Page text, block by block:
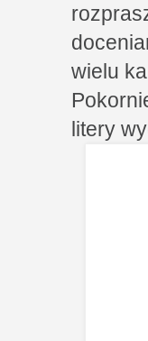
wielu
litery